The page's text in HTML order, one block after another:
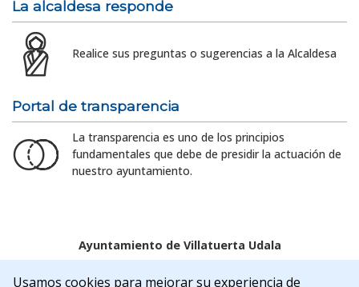
La alcaldesa responde
Realice sus preguntas o sugerencias a la Alcaldesa
Portal de transparencia
La transparencia es uno de los principios
fundamentales que debe de presidir la actuación de
nuestro ayuntamiento.
Ayuntamiento de Villatuerta Udala
Usamos cookies para mejorar su experiencia de